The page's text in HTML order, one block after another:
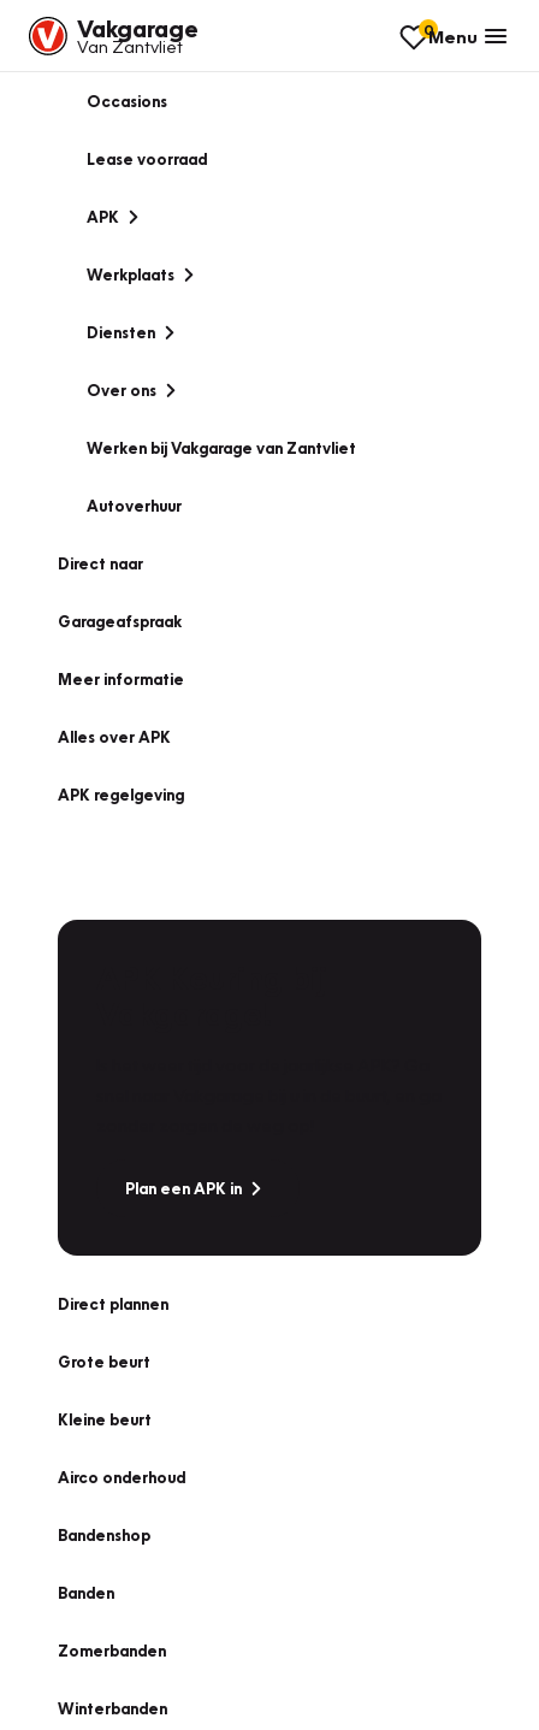
Vakgarage
Van Zantvliet
0Menu
Occasions
Lease voorraad
APK
Werkplaats
Diensten
Over ons
Werken bij Vakgarage van Zantvliet
Autoverhuur
Direct naar
Garageafspraak
Meer informatie
Alles over APK
APK regelgeving
Plan een APK in
Direct plannen
Grote beurt
Kleine beurt
Airco onderhoud
Bandenshop
Banden
Zomerbanden
Winterbanden